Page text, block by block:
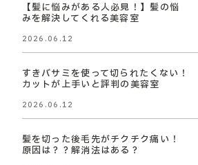
【髪に悩みがある人必見！】髪の悩
みを解決してくれる美容室
2026.06.12
すきバサミを使って切られたくない！
カットが上手いと評判の美容室
2026.06.12
髪を切った後毛先がチクチク痛い！
原因は？？解消法はある？